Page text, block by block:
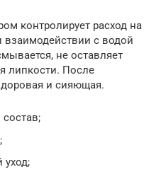
контролирует расход на
взаимодействии с водой
не оставляет
липкости. После
и сияющая.